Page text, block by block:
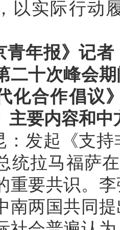
以实际行动
青年报》记
二十次峰会
化合作倡议
主要内容和
：发起《支
统拉马福萨
重要共识。
南两国共同